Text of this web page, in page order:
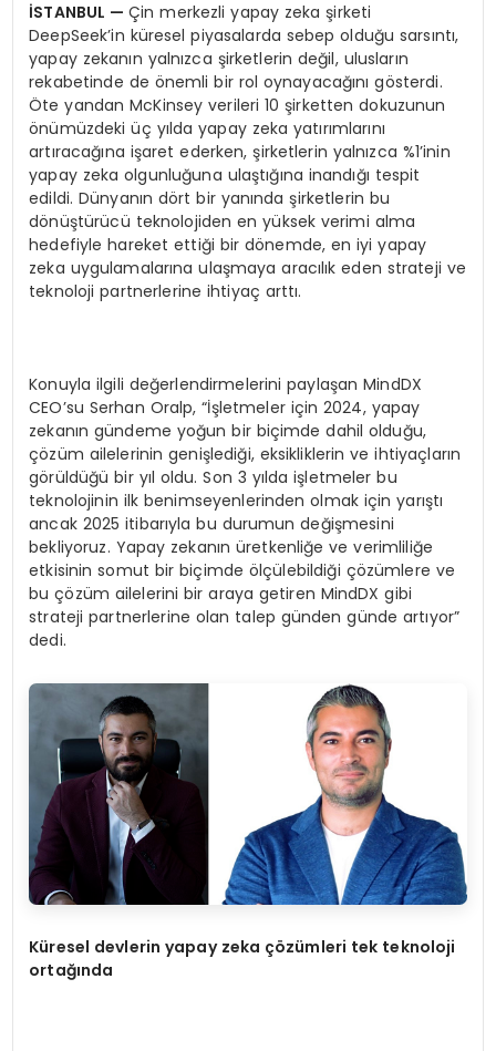
İSTANBUL —Çin merkezli yapay zeka şirketi
DeepSeek’in küresel piyasalarda sebep olduğu sarsıntı,
yapay zekanın yalnızca şirketlerin değil, ulusların
rekabetinde de önemli bir rol oynayacağını gösterdi.
Öte yandan McKinsey verileri 10 şirketten dokuzunun
önümüzdeki üç yılda yapay zeka yatırımlarını
artıracağına işaret ederken, şirketlerin yalnızca %1’inin
yapay zeka olgunluğuna ulaştığına inandığı tespit
edildi. Dünyanın dört bir yanında şirketlerin bu
dönüştürücü teknolojiden en yüksek verimi alma
hedefiyle hareket ettiği bir dönemde, en iyi yapay
zeka uygulamalarına ulaşmaya aracılık eden strateji ve
teknoloji partnerlerine ihtiyaç arttı.
Konuyla ilgili değerlendirmelerini paylaşan MindDX
CEO’su Serhan Oralp, “İşletmeler için 2024, yapay
zekanın gündeme yoğun bir biçimde dahil olduğu,
çözüm ailelerinin genişlediği, eksikliklerin ve ihtiyaçların
görüldüğü bir yıl oldu. Son 3 yılda işletmeler bu
teknolojinin ilk benimseyenlerinden olmak için yarıştı
ancak 2025 itibarıyla bu durumun değişmesini
bekliyoruz. Yapay zekanın üretkenliğe ve verimliliğe
etkisinin somut bir biçimde ölçülebildiği çözümlere ve
bu çözüm ailelerini bir araya getiren MindDX gibi
strateji partnerlerine olan talep günden günde artıyor”
dedi.
Küresel devlerin yapay zeka çözümleri tek teknoloji
ortağında